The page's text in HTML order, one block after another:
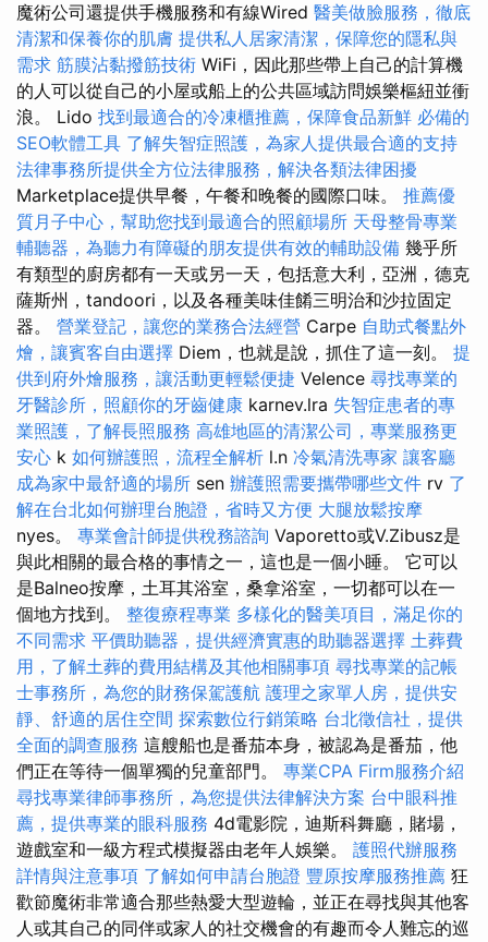
魔術公司還提供手機服務和有線Wired 醫美做臉服務，徹底
清潔和保養你的肌膚 提供私人居家清潔，保障您的隱私與
需求 筋膜沾黏撥筋技術 WiFi，因此那些帶上自己的計算機
的人可以從自己的小屋或船上的公共區域訪問娛樂樞紐並衝
浪。 Lido 找到最適合的冷凍櫃推薦，保障食品新鮮 必備的
SEO軟體工具 了解失智症照護，為家人提供最合適的支持
法律事務所提供全方位法律服務，解決各類法律困擾
Marketplace提供早餐，午餐和晚餐的國際口味。 推薦優
質月子中心，幫助您找到最適合的照顧場所 天母整骨專業
輔聽器，為聽力有障礙的朋友提供有效的輔助設備 幾乎所
有類型的廚房都有一天或另一天，包括意大利，亞洲，德克
薩斯州，tandoori，以及各種美味佳餚三明治和沙拉固定
器。 營業登記，讓您的業務合法經營 Carpe 自助式餐點外
燴，讓賓客自由選擇 Diem，也就是說，抓住了這一刻。 提
供到府外燴服務，讓活動更輕鬆便捷 Velence 尋找專業的
牙醫診所，照顧你的牙齒健康 karnev.lra 失智症患者的專
業照護，了解長照服務 高雄地區的清潔公司，專業服務更
安心 k 如何辦護照，流程全解析 l.n 冷氣清洗專家 讓客廳
成為家中最舒適的場所 sen 辦護照需要攜帶哪些文件 rv 了
解在台北如何辦理台胞證，省時又方便 大腿放鬆按摩
nyes。 專業會計師提供稅務諮詢 Vaporetto或V.Zibusz是
與此相關的最合格的事情之一，這也是一個小睡。 它可以
是Balneo按摩，土耳其浴室，桑拿浴室，一切都可以在一
個地方找到。 整復療程專業 多樣化的醫美項目，滿足你的
不同需求 平價助聽器，提供經濟實惠的助聽器選擇 土葬費
用，了解土葬的費用結構及其他相關事項 尋找專業的記帳
士事務所，為您的財務保駕護航 護理之家單人房，提供安
靜、舒適的居住空間 探索數位行銷策略 台北徵信社，提供
全面的調查服務 這艘船也是番茄本身，被認為是番茄，他
們正在等待一個單獨的兒童部門。 專業CPA Firm服務介紹
尋找專業律師事務所，為您提供法律解決方案 台中眼科推
薦，提供專業的眼科服務 4d電影院，迪斯科舞廳，賭場，
遊戲室和一級方程式模擬器由老年人娛樂。 護照代辦服務
詳情與注意事項 了解如何申請台胞證 豐原按摩服務推薦 狂
歡節魔術非常適合那些熱愛大型遊輪，並正在尋找與其他客
人或其自己的同伴或家人的社交機會的有趣而令人難忘的巡